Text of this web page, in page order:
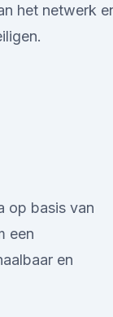
het netwerk
op basis van
een
en